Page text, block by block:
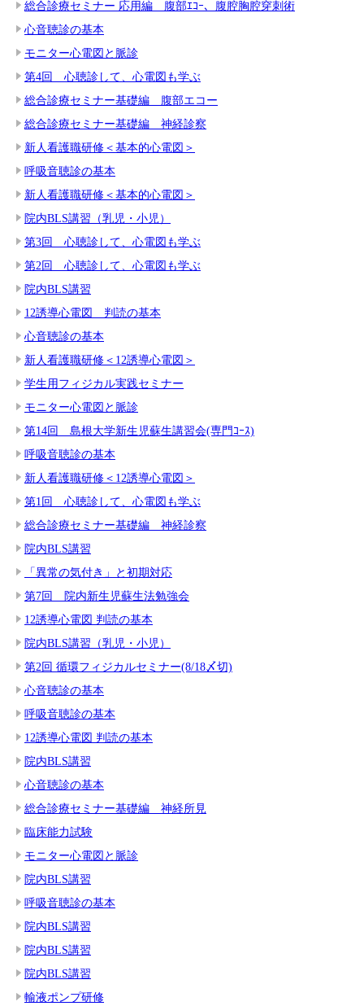
総合診療セミナー 応用編 腹部ｴｺｰ、腹腔胸腔穿刺術
心音聴診の基本
モニター心電図と脈診
第4回 心聴診して、心電図も学ぶ
総合診療セミナー基礎編 腹部エコー
総合診療セミナー基礎編 神経診察
新人看護職研修＜基本的心電図＞
呼吸音聴診の基本
新人看護職研修＜基本的心電図＞
院内BLS講習（乳児・小児）
第3回 心聴診して、心電図も学ぶ
第2回 心聴診して、心電図も学ぶ
院内BLS講習
12誘導心電図 判読の基本
心音聴診の基本
新人看護職研修＜12誘導心電図＞
学生用フィジカル実践セミナー
モニター心電図と脈診
第14回 島根大学新生児蘇生講習会(専門ｺｰｽ)
呼吸音聴診の基本
新人看護職研修＜12誘導心電図＞
第1回 心聴診して、心電図も学ぶ
総合診療セミナー基礎編 神経診察
院内BLS講習
「異常の気付き」と初期対応
第7回 院内新生児蘇生法勉強会
12誘導心電図 判読の基本
院内BLS講習（乳児・小児）
第2回 循環フィジカルセミナー(8/18〆切)
心音聴診の基本
呼吸音聴診の基本
12誘導心電図 判読の基本
院内BLS講習
心音聴診の基本
総合診療セミナー基礎編 神経所見
臨床能力試験
モニター心電図と脈診
院内BLS講習
呼吸音聴診の基本
院内BLS講習
院内BLS講習
院内BLS講習
輸液ポンプ研修